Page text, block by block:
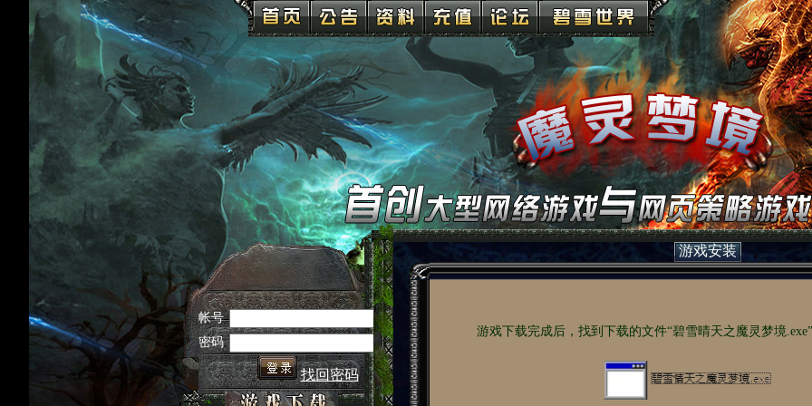
游戏安装
游戏下载完成后，找到下载的文件“碧雪晴天之魔灵梦境